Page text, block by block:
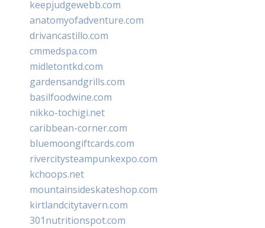
keepjudgewebb.com
anatomyofadventure.com
drivancastillo.com
cmmedspa.com
midletontkd.com
gardensandgrills.com
basilfoodwine.com
nikko-tochigi.net
caribbean-corner.com
bluemoongiftcards.com
rivercitysteampunkexpo.com
kchoops.net
mountainsideskateshop.com
kirtlandcitytavern.com
301nutritionspot.com